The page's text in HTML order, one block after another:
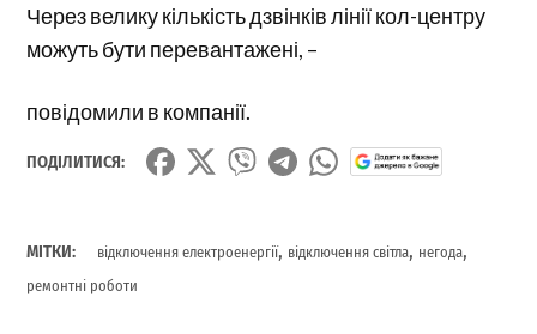
Через велику кількість дзвінків лінії кол-центру
можуть бути перевантажені, –
повідомили в компанії.
ПОДІЛИТИСЯ:
МІТКИ: відключення електроенергії, відключення світла, негода,
ремонтні роботи